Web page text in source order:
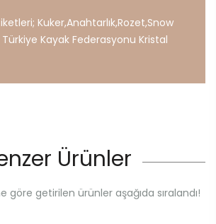
Kuker,Anahtarlık,Rozet,Snow
Türkiye Kayak Federasyonu Kristal
Ürünler
göre getirilen ürünler aşağıda sıralandı!